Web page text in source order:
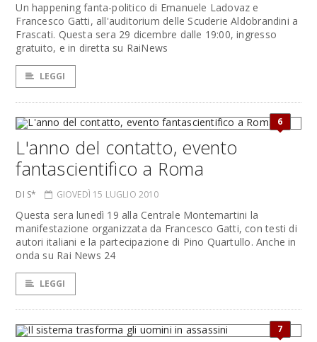
Un happening fanta-politico di Emanuele Ladovaz e
Francesco Gatti, all'auditorium delle Scuderie Aldobrandini a
Frascati. Questa sera 29 dicembre dalle 19:00, ingresso
gratuito, e in diretta su RaiNews
LEGGI
6
L'anno del contatto, evento
fantascientifico a Roma
DI S* GIOVEDÌ 15 LUGLIO 2010
Questa sera lunedì 19 alla Centrale Montemartini la
manifestazione organizzata da Francesco Gatti, con testi di
autori italiani e la partecipazione di Pino Quartullo. Anche in
onda su Rai News 24
LEGGI
7